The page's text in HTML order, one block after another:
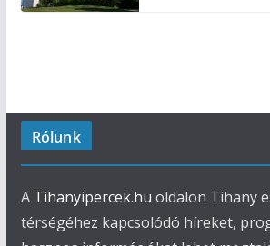
Rólunk
A Tihanyipercek.hu oldalon Tihany
térségéhez kapcsolódó híreket,